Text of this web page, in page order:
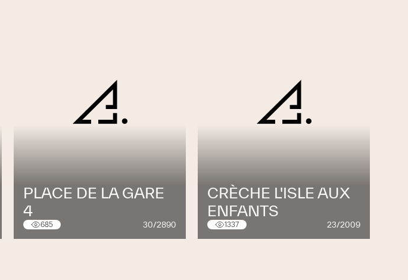
volontiers à votre
cuisines avec une
en bois et en bois-
d'essence de
par nos soins.
conditions.
mais pour
romande.
PLACE DE LA GARE
4
685 30/2890
CRÈCHE L'ISLE AUX
ENFANTS
1337 23/2009